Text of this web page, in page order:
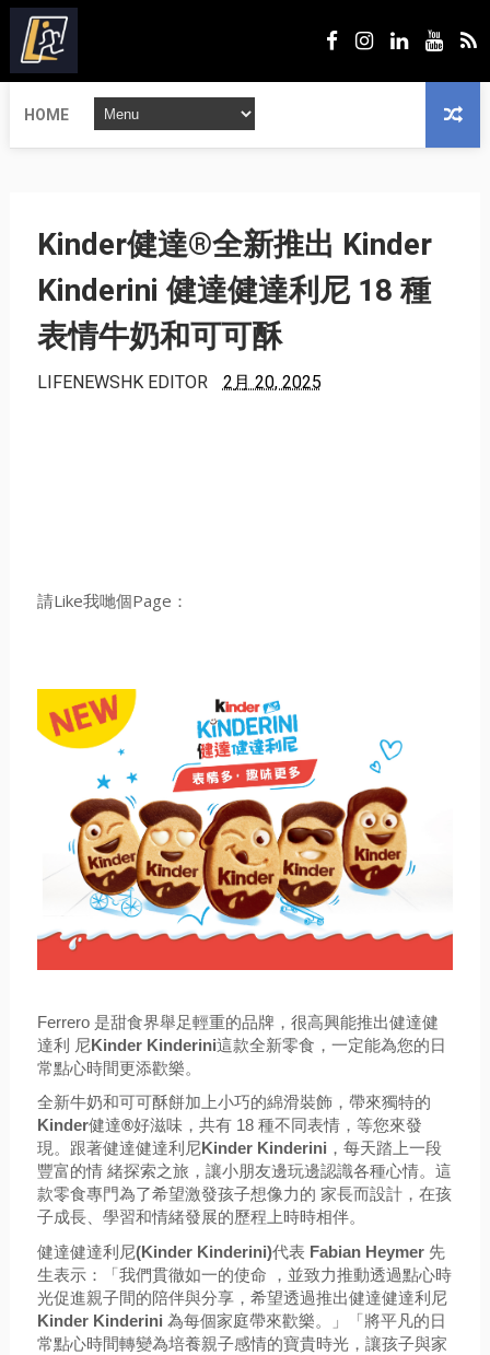
HOME
Kinder健達®全新推出 Kinder
Kinderini 健達健達利尼 18 種
表情牛奶和可可酥
LIFENEWSHK EDITOR 2月 20, 2025
請Like我哋個Page：
Ferrero 是甜食界舉足輕重的品牌，很高興能推出健達健
達利 尼Kinder Kinderini這款全新零食，一定能為您的日
常點心時間更添歡樂。
全新牛奶和可可酥餅加上小巧的綿滑裝飾，帶來獨特的
Kinder健達®好滋味，共有 18種不同表情，等您來發
現。跟著健達健達利尼Kinder Kinderini ，每天踏上一段
豐富的情 緒探索之旅，讓小朋友邊玩邊認識各種心情。這
款零食專門為了希望激發孩子想像力的 家長而設計，在孩
子成長、學習和情緒發展的歷程上時時相伴。
健達健達利尼(Kinder Kinderini)代表 Fabian Heymer 先
生表示：「我們貫徹如一的使命 ，並致力推動透過點心時
光促進親子間的陪伴與分享，希望透過推出健達健達利尼
Kinder Kinderini為每個家庭帶來歡樂。」「將平凡的日
常點心時間轉變為培養親子感情的寶貴時光，讓孩子與家